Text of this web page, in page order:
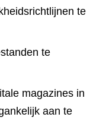
te
te
magazines in
aan te